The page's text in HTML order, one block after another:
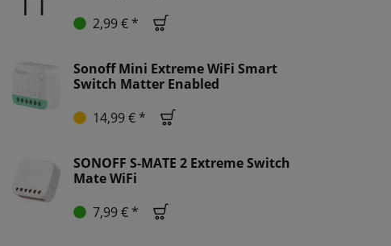
2,99 € *
Sonoff Mini Extreme WiFi Smart
Switch Matter Enabled
14,99 € *
SONOFF S-MATE 2 Extreme Switch
Mate WiFi
7,99 € *